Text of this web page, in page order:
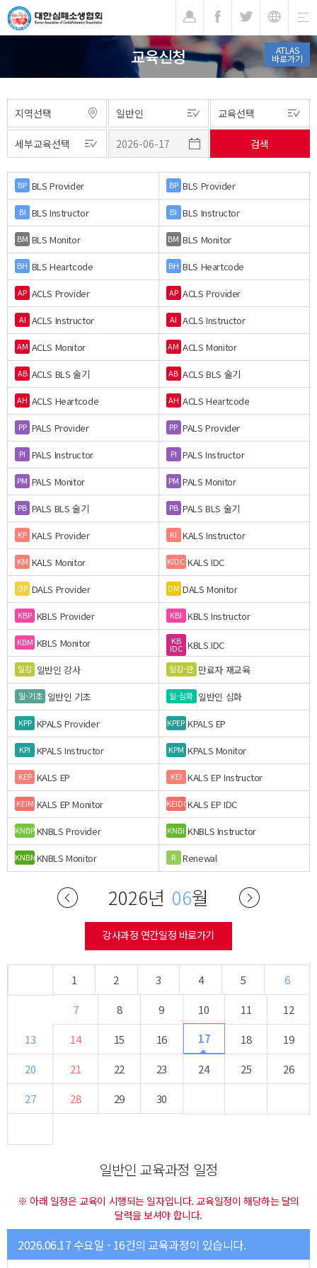
ATLAS
바로가기
교육신청
BP BLS Provider BP BLS Provider
BI BLS Instructor BI BLS Instructor
BM BLS Monitor BM BLS Monitor
BH BLS Heartcode BH BLS Heartcode
AP ACLS Provider AP ACLS Provider
AI ACLS Instructor AI ACLS Instructor
AM ACLS Monitor AM ACLS Monitor
AB ACLS BLS 술기 AB ACLS BLS 술기
AH ACLS Heartcode AH ACLS Heartcode
PP PALS Provider PP PALS Provider
PI PALS Instructor PI PALS Instructor
PM PALS Monitor PM PALS Monitor
PB PALS BLS 술기 PB PALS BLS 술기
KP KALS Provider KI KALS Instructor
KM KALS Monitor KIDC KALS IDC
DP DALS Provider DM DALS Monitor
KBP KBLS Provider KBI KBLS Instructor
KBM KBLS Monitor KB
IDC KBLS IDC
일강 일반인 강사 일강-만 만료자 재교육
일-기초 일반인 기초 일-심화 일반인 심화
KPP KPALS Provider KPEP KPALS EP
KPI KPALS Instructor KPM KPALS Monitor
KEP KALS EP KEI KALS EP Instructor
KEIM KALS EP Monitor KEIDCKALS EP IDC
KNBPKNBLS Provider KNBI KNBLS Instructor
KNBMKNBLS Monitor R Renewal
2026년 06월
강사과정 연간일정 바로가기
1 2 3 4 5
6
7
8 9 10 11
12
13
14 15 16 17 18
19
20
21 22 23 24 25
26
27
28 29 30
일반인 교육과정 일정
※ 아래 일정은 교육이 시행되는 일자입니다. 교육일정이 해당하는 달의
달력을 보셔야 합니다.
2026.06.17 수요일 - 16건의 교육과정이 있습니다.